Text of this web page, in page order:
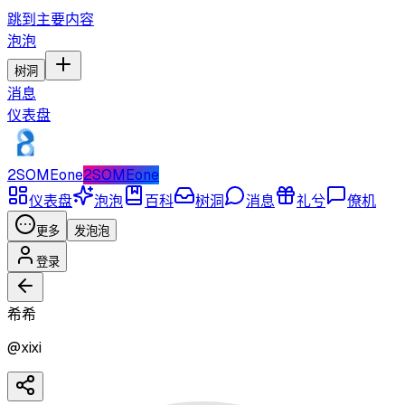
跳到主要内容
泡泡
树洞
消息
仪表盘
2SOMEone2SOMEone
仪表盘
泡泡 百科 树洞 消息 礼兮 僚机
更多 发泡泡
登录
希希
@xixi